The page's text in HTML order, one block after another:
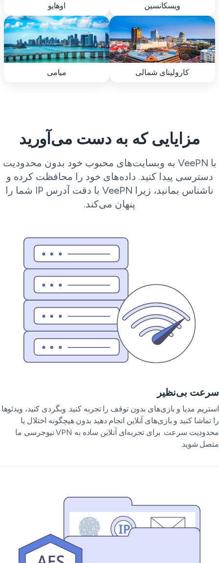
ویسکانسین اوهایو
کارولینای شمالی میامی
مزایایی که به دست می‌آورید
با VeePN به وبسایت‌های محبوب خود بدون محدودیت
دسترسی پیدا کنید. داده‌های خود را محافظت کرده و
ناشناس بمانید، زیرا VeePN با دقت آدرس IP شما را
پنهان می‌کند.
بی‌نظیر
مدیا و بازی‌های بدون توقف را تجربه کنید. وبگردی کنید، ویدئوها
تماشا کنید و بازی‌های آنلاین انجام دهید بدون هیچگونه اختلال یا
محدودیت سرعت. برای تجربه‌ای آنلاین ساده به VPN نیوجرسی ما
شوید.